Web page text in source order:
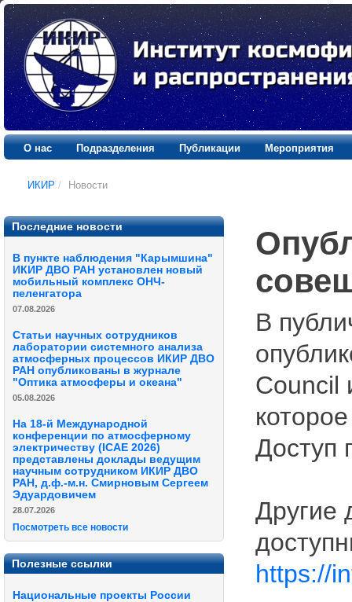
О нас Подразделения Публикации Мероприятия
ИКИР / Новости
Последние новости
В пункте наблюдения "Карымшина"
ИКИР ДВО РАН установлен новый
мобильный комплекс ОНЧ-
пеленгатора
07.08.2026
Статьи научных сотрудников
лаборатории системного анализа
атмосферных процессов ИКИР ДВО
РАН опубликованы в журнале
"Оптика атмосферы и океана"
05.08.2026
На 18-й Международной
конференции по атмосферному
электричеству (ICAE 2026)
представлены доклады ведущим
научным сотрудником ИКИР ДВО
РАН, д.ф.-м.н. Смирновым Сергеем
Эдуардовичем
28.07.2026
Посмотреть все новости
Полезные ссылки
Национальные проекты России
В
Council
Доступ
Другие
https://